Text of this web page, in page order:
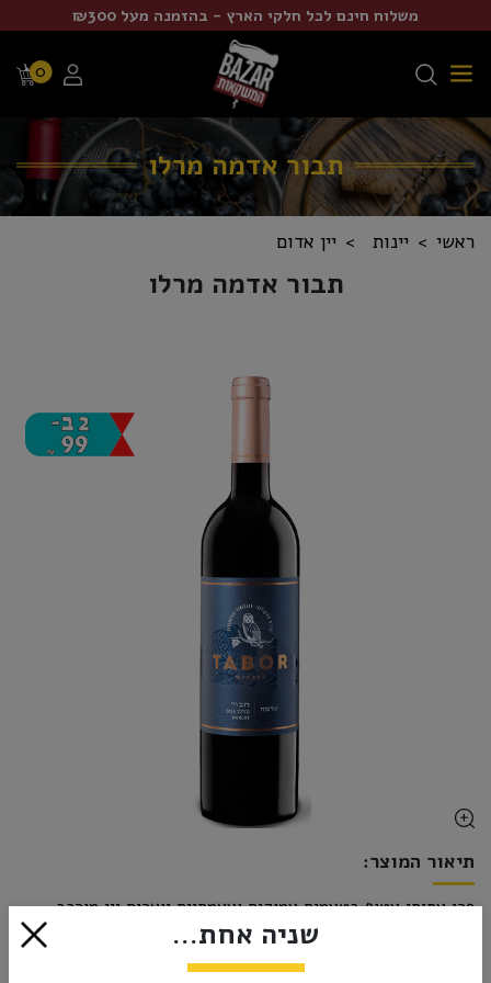
משלוח חינם לכל חלקי הארץ - בהזמנה מעל ₪300
0
תבור אדמה מרלו
ראשי יינות יין אדום
תבור אדמה מרלו
תיאור המוצר:
פרי עסיסי עטוף בטעמים עמוקים ועצמתיים יוצרים יין מורכב
חודשים בחביות עץ אלון מוסיפות למורכבותו. דוגמא נהדרת למרלו
שניה אחת...